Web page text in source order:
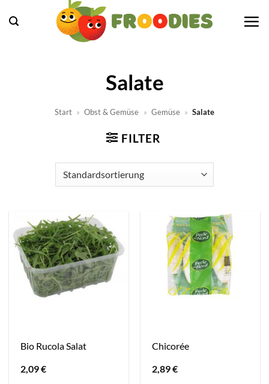
Inhalt
Salate
Start » Obst & Gemüse » Gemüse » Salate
FILTER
Bio Rucola Salat
2,09€
Chicorée
2,89€